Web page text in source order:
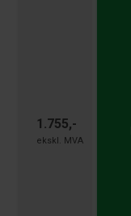
1.755,-